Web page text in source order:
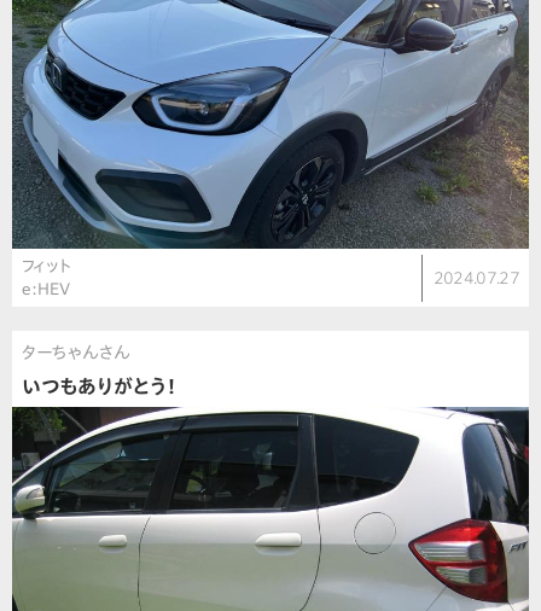
フィット
e:HEV
2024.07.27
ターちゃんさん
いつもありがとう！